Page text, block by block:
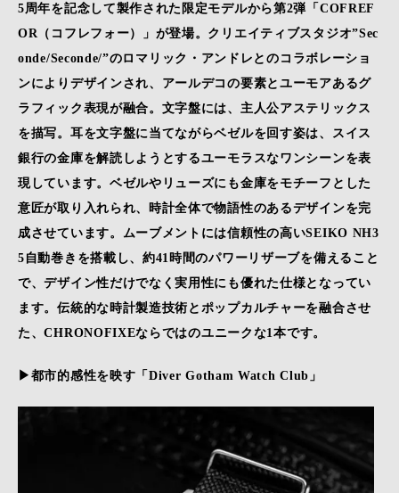
5周年を記念して製作された限定モデルから第2弾「COFREF
OR（コフレフォー）」が登場。クリエイティブスタジオ”Sec
onde/Seconde/”のロマリック・アンドレとのコラボレーショ
ンによりデザインされ、アールデコの要素とユーモアあるグ
ラフィック表現が融合。文字盤には、主人公アステリックス
を描写。耳を文字盤に当てながらベゼルを回す姿は、スイス
銀行の金庫を解読しようとするユーモラスなワンシーンを表
現しています。ベゼルやリューズにも金庫をモチーフとした
意匠が取り入れられ、時計全体で物語性のあるデザインを完
成させています。ムーブメントには信頼性の高いSEIKO NH3
5自動巻きを搭載し、約41時間のパワーリザーブを備えること
で、デザイン性だけでなく実用性にも優れた仕様となってい
ます。伝統的な時計製造技術とポップカルチャーを融合させ
た、CHRONOFIXEならではのユニークな1本です。
▶都市的感性を映す「 Diver Gotham Watch Club 」